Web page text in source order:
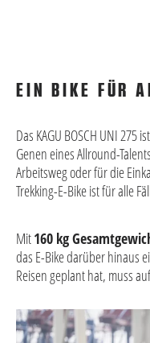
EIN BIKE FÜR
Das KAGU BOSCH UNI 275
Genen eines Allround-
Arbeitsweg oder für die
Trekking-E-Bike ist für alle
Mit160 kg
das E-Bike darüber hinaus
Reisen geplant hat, muss